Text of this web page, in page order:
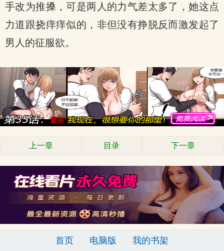
手改为推搡，可是两人的力气差太多了，她这点
力道跟挠痒痒似的，非但没有挣脱反而激发起了
男人的征服欲。
上一章 目录 下一章
首页 电脑版 我的书架